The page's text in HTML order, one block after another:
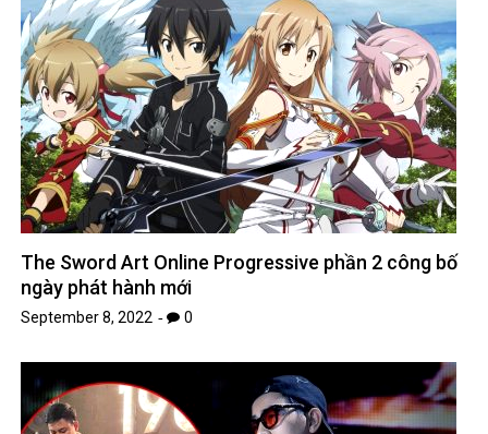
The Sword Art Online Progressive phần 2 công bố
ngày phát hành mới
September 8, 2022 0